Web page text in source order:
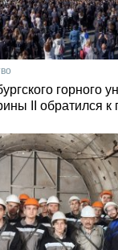
горного
II обратился к